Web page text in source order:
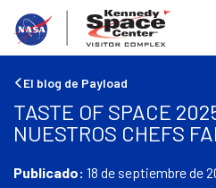
l
r
a
a
El blog de Payload
TASTE OF SPACE
NUESTROS CHEFS
Publicado: 18 de septiembre de